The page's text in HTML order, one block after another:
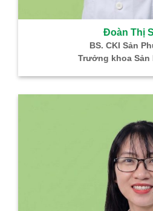
Đoàn Thị
BS. CKI Sản
Trưởng khoa Sản